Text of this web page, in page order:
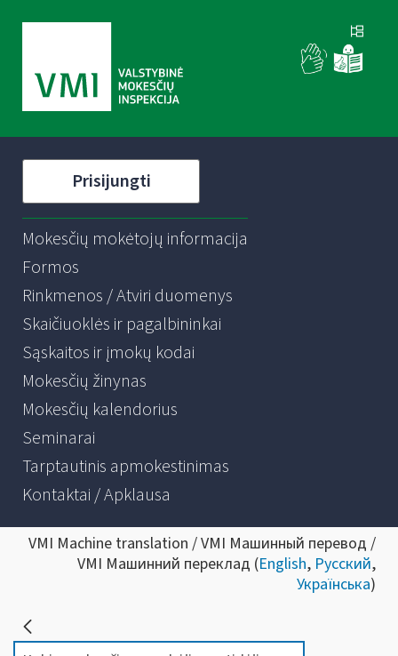
Prisijungti
Mokesčių mokėtojų informacija
Formos
Rinkmenos / Atviri duomenys
Skaičiuoklės ir pagalbininkai
Sąskaitos ir įmokų kodai
Mokesčių žinynas
Mokesčių kalendorius
Seminarai
Tarptautinis apmokestinimas
Kontaktai / Apklausa
VMI Machine translation / VMI Машинный перевод /
VMI Машинний переклад (English, Русский,
Українська)